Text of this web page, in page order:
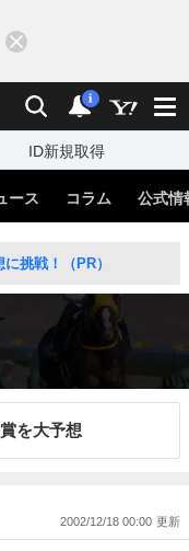
検索 通知
i
ID新規取得
ース コラム 公式情
挑戦！（PR）
を大予想
2002/12/18 00:00